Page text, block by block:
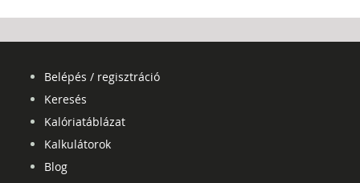
Belépés / regisztráció
Keresés
Kalóriatáblázat
Kalkulátorok
Blog